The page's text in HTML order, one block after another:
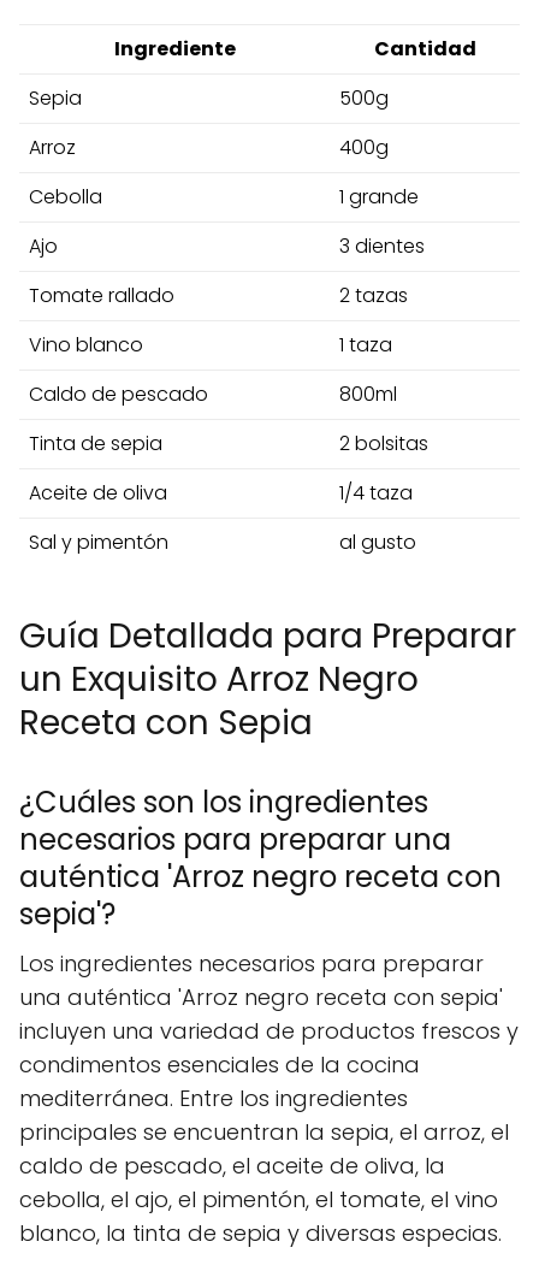
Ingrediente
Cantidad
Sepia
500g
Arroz
400g
Cebolla
1 grande
Ajo
3 dientes
Tomate rallado
2 tazas
Vino blanco
1 taza
Caldo de pescado
800ml
Tinta de sepia
2 bolsitas
Aceite de oliva
1/4 taza
Sal y pimentón
al gusto
Guía Detallada para Preparar
un Exquisito Arroz Negro
Receta con Sepia
¿Cuáles son los ingredientes
necesarios para preparar una
auténtica 'Arroz negro receta con
sepia'?
Los ingredientes necesarios para preparar
una auténtica 'Arroz negro receta con sepia'
incluyen una variedad de productos frescos y
condimentos esenciales de la cocina
mediterránea. Entre los ingredientes
principales se encuentran la sepia, el arroz, el
caldo de pescado, el aceite de oliva, la
cebolla, el ajo, el pimentón, el tomate, el vino
blanco, la tinta de sepia y diversas especias.